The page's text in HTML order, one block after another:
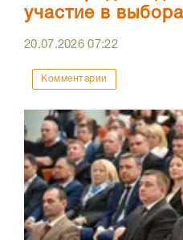
участие в
20.07.202607:22
Комментарии